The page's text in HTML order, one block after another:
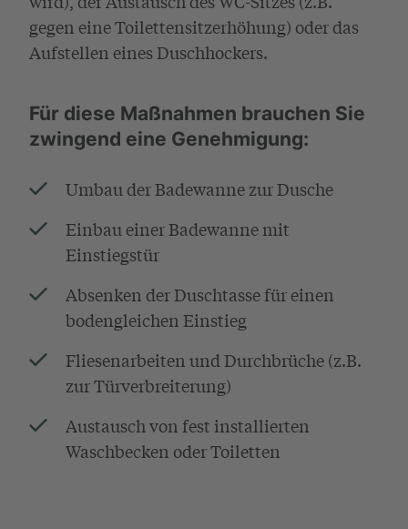
gegen eine Toilettensitzerhöhung) oder das
Aufstellen eines Duschhockers.
Für diese Maßnahmen brauchen Sie
zwingend eine Genehmigung:
Umbau der Badewanne zur Dusche
Einbau einer Badewanne mit
Einstiegstür
Absenken der Duschtasse für einen
bodengleichen Einstieg
Fliesenarbeiten und Durchbrüche (z.B.
zur Türverbreiterung)
Austausch von fest installierten
Waschbecken oder Toiletten